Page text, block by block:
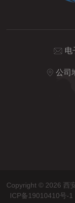
电
公司
Copyright © 2026 西
ICP备19010410号-1